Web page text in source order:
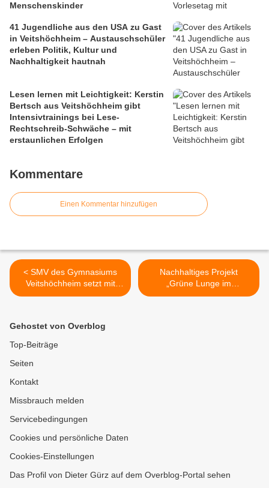
Menschenskinder
41 Jugendliche aus den USA zu Gast
in Veitshöchheim – Austauschschüler
erleben Politik, Kultur und
Nachhaltigkeit hautnah
Lesen lernen mit Leichtigkeit: Kerstin
Bertsch aus Veitshöchheim gibt
Intensivtrainings bei Lese-
Rechtschreib-Schwäche – mit
erstaunlichen Erfolgen
Kommentare
Einen Kommentar hinzufügen
< SMV des Gymnasiums
Veitshöchheim setzt mit
Apfelaktions-Tag ein
Nachhaltiges Projekt
„Grüne Lunge im
Gymnasium Veitshöchheim"
Gehostet von Overblog
Top-Beiträge
Seiten
Kontakt
Missbrauch melden
Servicebedingungen
Cookies und persönliche Daten
Cookies-Einstellungen
Das Profil von Dieter Gürz auf dem Overblog-Portal sehen